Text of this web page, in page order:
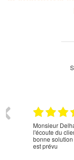
Monsieur
l'écoute du
bonne
est prévu